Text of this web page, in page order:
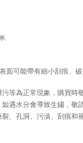
面可能帶有細小刮痕、
等為正常現象，購買時
遇水分會導致生鏽，敬請
、孔洞、污漬、刮痕和